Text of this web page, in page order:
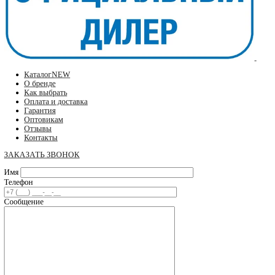
КаталогNEW
О бренде
Как выбрать
Оплата и доставка
Гарантия
Оптовикам
Отзывы
Контакты
ЗАКАЗАТЬ ЗВОНОК
Имя
Телефон
Сообщение